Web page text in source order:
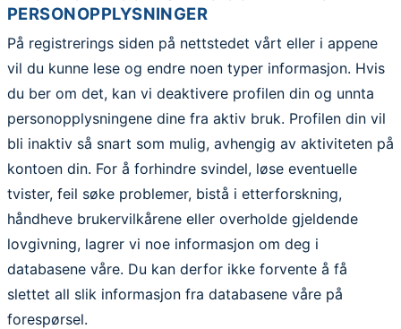
PERSONOPPLYSNINGER
På registrerings siden på nettstedet vårt eller i appene
vil du kunne lese og endre noen typer informasjon. Hvis
du ber om det, kan vi deaktivere profilen din og unnta
personopplysningene dine fra aktiv bruk. Profilen din vil
bli inaktiv så snart som mulig, avhengig av aktiviteten på
kontoen din. For å forhindre svindel, løse eventuelle
tvister, feil søke problemer, bistå i etterforskning,
håndheve brukervilkårene eller overholde gjeldende
lovgivning, lagrer vi noe informasjon om deg i
databasene våre. Du kan derfor ikke forvente å få
slettet all slik informasjon fra databasene våre på
forespørsel.